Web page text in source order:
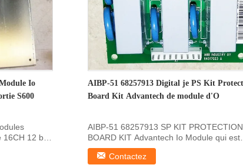
Io
S600
12 bits
AIBP-51 68257913 Digital je PS Kit
Board Kit Advantech de module d'O
AIBP-51 68257913 SP KIT PROTECTION
BOARD KIT Advantech Io Module qui est
équipé d'un appareil de ...
Contactez